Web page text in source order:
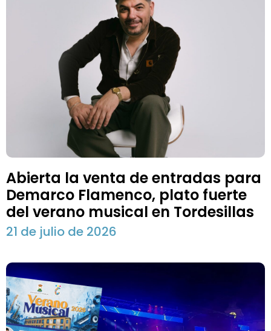
Abierta la venta de entradas para
Demarco Flamenco, plato fuerte
del verano musical en Tordesillas
21 de julio de 2026